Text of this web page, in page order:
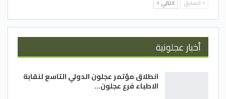
السابق التالي
أخبار عجلونية
انطلاق مؤتمر عجلون الدولي التاسع لنقابة
الاطباء فرع عجلون…